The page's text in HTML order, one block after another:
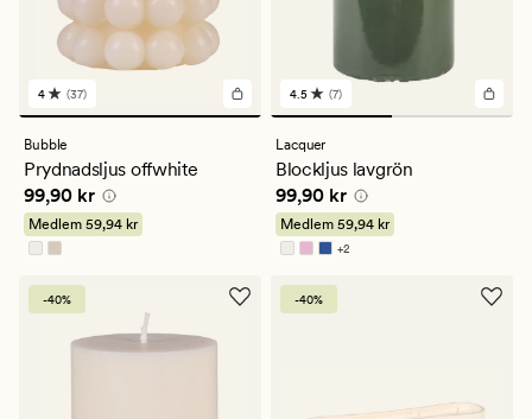
37
omdömen
med
ett
genomsnittligt
betyg
på
4
4 (37)
Bubble
Prydnadsljus offwhite
Pris 99,90 kr
99,90 kr
Medlem 59,94 kr
7
omdömen
med
ett
genomsnittligt
betyg
på
4.5
4.5 (7)
Lacquer
Blockljus lavgrön
Pris 99,90 kr
99,90 kr
Medlem 59,94 kr
+2
Finns i fler färger
-40% -40%